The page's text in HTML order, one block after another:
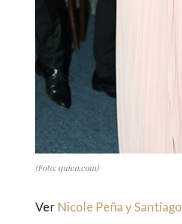
(Foto: quien.com)
Ver Nicole Peña y